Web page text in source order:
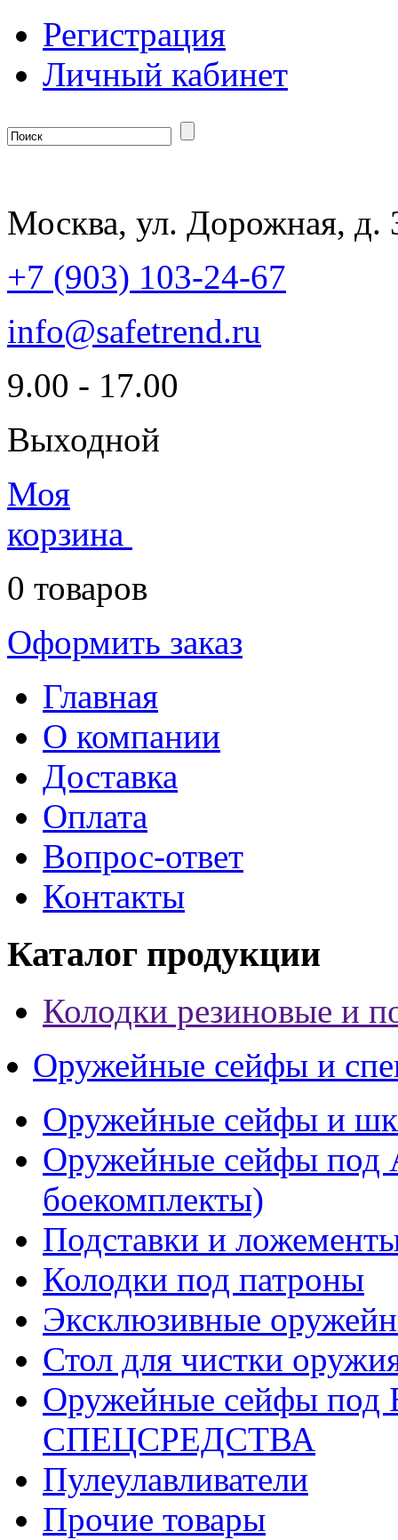
Регистрация
Личный кабинет
Москва, ул. Дорожная, д.
+7 (903) 103-24-67
info@safetrend.ru
9.00 - 17.00
Выходной
Моя
корзина
0 товаров
Оформить заказ
Главная
О компании
Доставка
Оплата
Вопрос-ответ
Контакты
Каталог продукции
Колодки резиновые и
Оружейные сейфы и
Оружейные сейфы и
Оружейные сейфы
боекомплекты)
Подставки и
Колодки под патроны
Эксклюзивные
Стол для чистки
Оружейные сейфы
СПЕЦСРЕДСТВА
Пулеулавливатели
Прочие товары